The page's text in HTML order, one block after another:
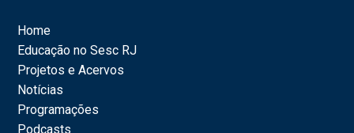
Home
Educação no Sesc RJ
Projetos e Acervos
Notícias
Programações
Podcasts